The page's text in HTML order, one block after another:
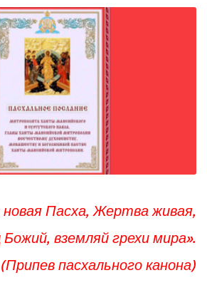
Пасха, Жертва живая,
вземляй грехи мира».
(Припев пасхального канона)